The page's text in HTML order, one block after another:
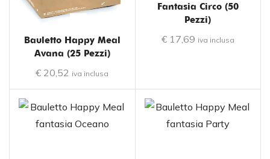
Bauletto Happy Meal
Avana (25 Pezzi)
€ 20,52 iva inclusa
Fantasia Circo (50
Pezzi)
€17,69 iva inclusa